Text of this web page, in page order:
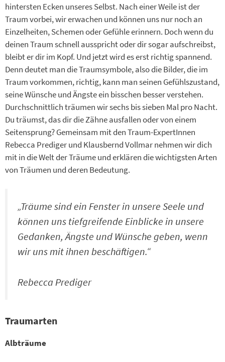
hintersten Ecken unseres Selbst. Nach einer Weile ist der
Traum vorbei, wir erwachen und können uns nur noch an
Einzelheiten, Schemen oder Gefühle erinnern. Doch wenn du
deinen Traum schnell ausspricht oder dir sogar aufschreibst,
bleibt er dir im Kopf. Und jetzt wird es erst richtig spannend.
Denn deutet man die Traumsymbole, also die Bilder, die im
Traum vorkommen, richtig, kann man seinen Gefühlszustand,
seine Wünsche und Ängste ein bisschen besser verstehen.
Durchschnittlich träumen wir sechs bis sieben Mal pro Nacht.
Du träumst, das dir die Zähne ausfallen oder von einem
Seitensprung? Gemeinsam mit den Traum-ExpertInnen
Rebecca Prediger und Klausbernd Vollmar nehmen wir dich
mit in die Welt der Träume und erklären die wichtigsten Arten
von Träumen und deren Bedeutung.
„Träume sind ein Fenster in unsere Seele und
können uns tiefgreifende Einblicke in unsere
Gedanken, Ängste und Wünsche geben, wenn
wir uns mit ihnen beschäftigen.“
Rebecca Prediger
Traumarten
Albträume